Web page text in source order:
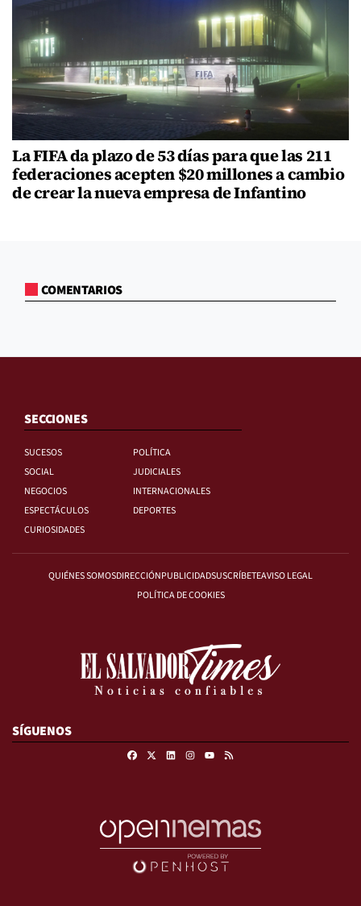
La FIFA da plazo de 53 días para que las 211
federaciones acepten $20 millones a cambio
de crear la nueva empresa de Infantino
COMENTARIOS
SECCIONES
SUCESOS
POLÍTICA
SOCIAL
JUDICIALES
NEGOCIOS
INTERNACIONALES
ESPECTÁCULOS
DEPORTES
CURIOSIDADES
QUIÉNES SOMOSDIRECCIÓNPUBLICIDADSUSCRÍBETEAVISO LEGAL
POLÍTICA DE COOKIES
SÍGUENOS
FacebookLinkedinInstagram